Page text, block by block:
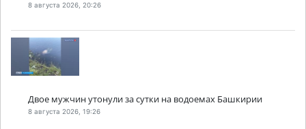
8 августа 2026, 20:26
Двое мужчин утонули за сутки на водоемах Башкирии
8 августа 2026, 19:26